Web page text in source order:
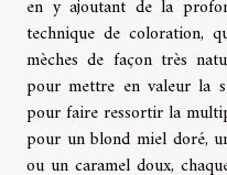
en y ajoutant de la
technique de coloration,
mèches de façon très
pour mettre en valeur la
pour faire ressortir la
pour un blond miel doré,
ou un caramel doux,